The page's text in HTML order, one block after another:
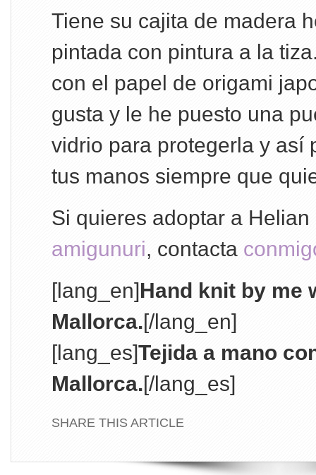
Tiene su cajita de madera
pintada con pintura a la
con el papel de origami
gusta y le he puesto una
vidrio para protegerla y así
tus manos siempre que
Si quieres adoptar a
amigunuri, contacta
[lang_en]Hand knit by me
Mallorca.[/lang_en]
[lang_es]Tejida a mano
Mallorca.[/lang_es]
SHARE THIS ARTICLE